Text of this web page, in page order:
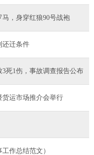
，身穿红狼90号战袍
还迁条件
死1伤，事故调查报告公布
运市场推介会举行
作总结范文）